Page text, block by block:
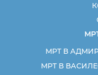
МРТ В
МРТ В